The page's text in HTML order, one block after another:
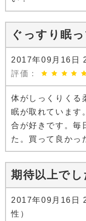
ぐっすり眠
2017年09月16日
評価：
体がしっくりくる
眠が取れています
合が好きです。毎
た。買って良かっ
期待以上でし
2017年09月16日
性）